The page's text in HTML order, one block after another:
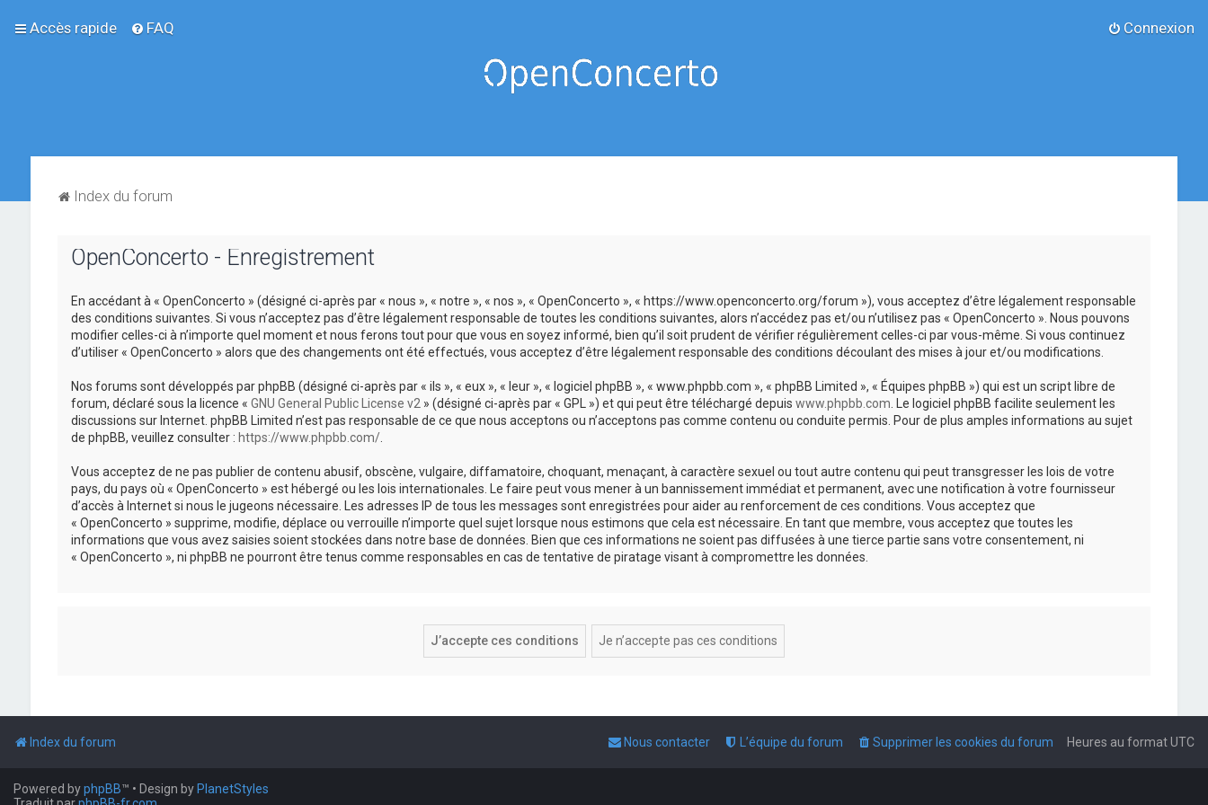
Accès rapide FAQ Connexion
Index du forum
OpenConcerto - Enregistrement
En accédant à « OpenConcerto » (désigné ci-après par « nous », « notre », « nos », « OpenConcerto », « https://www.openconcerto.org/forum »), vous acceptez d’être légalement responsable
des conditions suivantes. Si vous n’acceptez pas d’être légalement responsable de toutes les conditions suivantes, alors n’accédez pas et/ou n’utilisez pas « OpenConcerto ». Nous pouvons
modifier celles-ci à n’importe quel moment et nous ferons tout pour que vous en soyez informé, bien qu’il soit prudent de vérifier régulièrement celles-ci par vous-même. Si vous continuez
d’utiliser « OpenConcerto » alors que des changements ont été effectués, vous acceptez d’être légalement responsable des conditions découlant des mises à jour et/ou modifications.
Nos forums sont développés par phpBB (désigné ci-après par « ils », « eux », « leur », « logiciel phpBB », « www.phpbb.com », « phpBB Limited », « Équipes phpBB ») qui est un script libre de
forum, déclaré sous la licence « GNU General Public License v2 » (désigné ci-après par « GPL ») et qui peut être téléchargé depuis www.phpbb.com . Le logiciel phpBB facilite seulement les
discussions sur Internet. phpBB Limited n’est pas responsable de ce que nous acceptons ou n’acceptons pas comme contenu ou conduite permis. Pour de plus amples informations au sujet
de phpBB, veuillez consulter : https://www.phpbb.com/.
Vous acceptez de ne pas publier de contenu abusif, obscène, vulgaire, diffamatoire, choquant, menaçant, à caractère sexuel ou tout autre contenu qui peut transgresser les lois de votre
pays, du pays où « OpenConcerto » est hébergé ou les lois internationales. Le faire peut vous mener à un bannissement immédiat et permanent, avec une notification à votre fournisseur
d’accès à Internet si nous le jugeons nécessaire. Les adresses IP de tous les messages sont enregistrées pour aider au renforcement de ces conditions. Vous acceptez que
« OpenConcerto » supprime, modifie, déplace ou verrouille n’importe quel sujet lorsque nous estimons que cela est nécessaire. En tant que membre, vous acceptez que toutes les
informations que vous avez saisies soient stockées dans notre base de données. Bien que ces informations ne soient pas diffusées à une tierce partie sans votre consentement, ni
« OpenConcerto », ni phpBB ne pourront être tenus comme responsables en cas de tentative de piratage visant à compromettre les données.
Index du forum Heures au formatUTC
Supprimer les cookies du forum
L’équipe du forum
Nous contacter
Powered byphpBB™ • Design by PlanetStyles